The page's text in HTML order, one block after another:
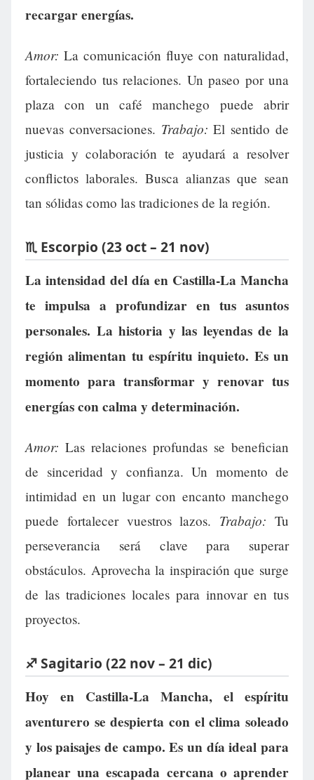
recargar energías.
Amor: La comunicación fluye con naturalidad,
fortaleciendo tus relaciones. Un paseo por una
plaza con un café manchego puede abrir
nuevas conversaciones. Trabajo: El sentido de
justicia y colaboración te ayudará a resolver
conflictos laborales. Busca alianzas que sean
tan sólidas como las tradiciones de la región.
♏ Escorpio (23 oct – 21 nov)
La intensidad del día en Castilla-La Mancha
te impulsa a profundizar en tus asuntos
personales. La historia y las leyendas de la
región alimentan tu espíritu inquieto. Es un
momento para transformar y renovar tus
energías con calma y determinación.
Amor: Las relaciones profundas se benefician
de sinceridad y confianza. Un momento de
intimidad en un lugar con encanto manchego
puede fortalecer vuestros lazos. Trabajo: Tu
perseverancia será clave para superar
obstáculos. Aprovecha la inspiración que surge
de las tradiciones locales para innovar en tus
proyectos.
♐ Sagitario (22 nov – 21 dic)
Hoy en Castilla-La Mancha, el espíritu
aventurero se despierta con el clima soleado
y los paisajes de campo. Es un día ideal para
planear una escapada cercana o aprender